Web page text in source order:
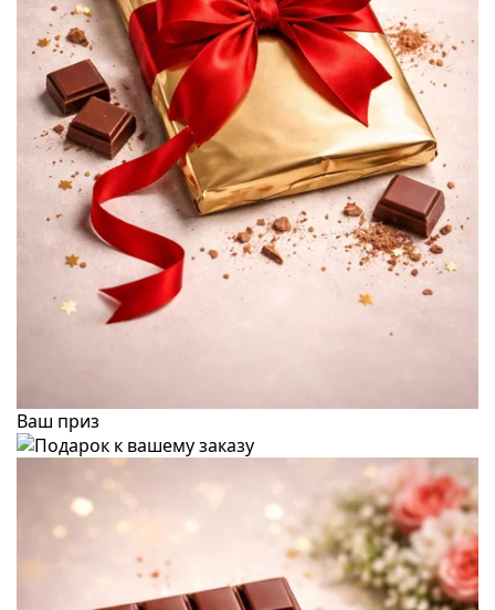
Ваш приз